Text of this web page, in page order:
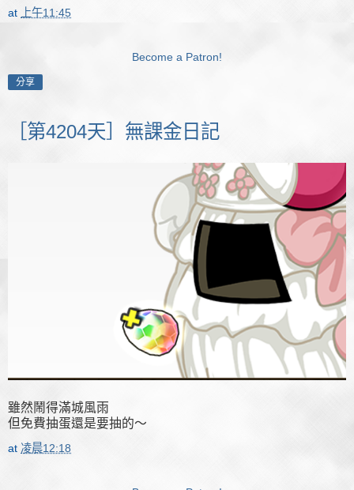
at 上午11:45
Become a Patron!
分享
［第4204天］無課金日記
雖然鬧得滿城風雨
但免費抽蛋還是要抽的～
at 凌晨12:18